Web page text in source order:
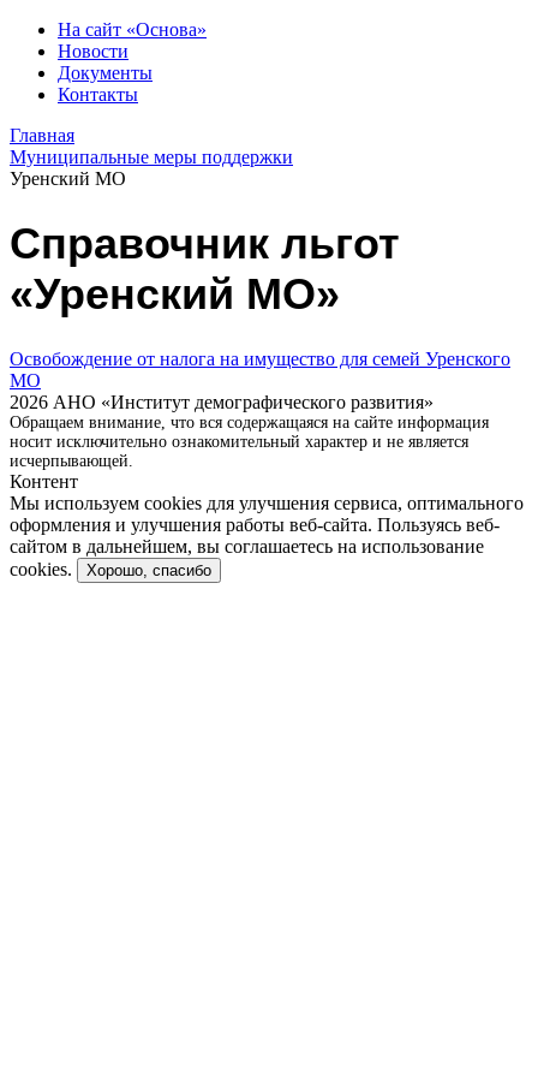
На сайт «Основа»
Новости
Документы
Контакты
Главная
Муниципальные меры поддержки
Уренский МО
Справочник льгот
«Уренский МО»
Освобождение от налога на имущество для семей Уренского
МО
2026 АНО «Институт демографического развития»
Обращаем внимание, что вся содержащаяся на сайте информация
носит исключительно ознакомительный характер и не является
исчерпывающей.
Контент
Мы используем cookies для улучшения сервиса, оптимального
оформления и улучшения работы веб-сайта. Пользуясь веб-
сайтом в дальнейшем, вы соглашаетесь на использование
cookies.
Хорошо, спасибо